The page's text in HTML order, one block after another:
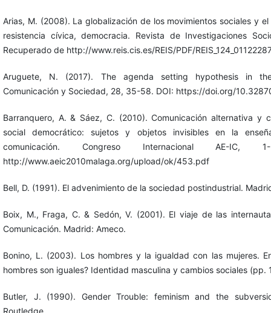
Arias, M. (2008). La globalización de los movimientos sociales y
resistencia cívica, democracia. Revista de Investigaciones
Recuperado de http://www.reis.cis.es/REIS/PDF/
Aruguete, N. (2017). The agenda setting hypothesis in
Comunicación y Sociedad, 28, 35-58. DOI: https://doi.org/
Barranquero, A. & Sáez, C. (2010). Comunicación alternativa y
social democrático: sujetos y objetos invisibles en la
comunicación. Congreso Internacional AE-IC,
http://www.aeic2010malaga.org/upload/ok/453.pdf
Bell, D. (1991). El advenimiento de la sociedad postindustrial.
Boix, M., Fraga, C. & Sedón, V. (2001). El viaje de las
Comunicación. Madrid: Ameco.
Bonino, L. (2003). Los hombres y la igualdad con las mujeres.
hombres son iguales? Identidad masculina y cambios sociales (pp.
Butler, J. (1990). Gender Trouble: feminism and the
Routledge.